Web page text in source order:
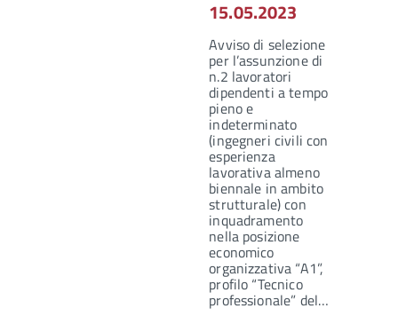
15.05.2023
Avviso di selezione
per l’assunzione di
n.2 lavoratori
dipendenti a tempo
pieno e
indeterminato
(ingegneri civili con
esperienza
lavorativa almeno
biennale in ambito
strutturale) con
inquadramento
nella posizione
economico
organizzativa “A1”,
profilo “Tecnico
professionale” del…